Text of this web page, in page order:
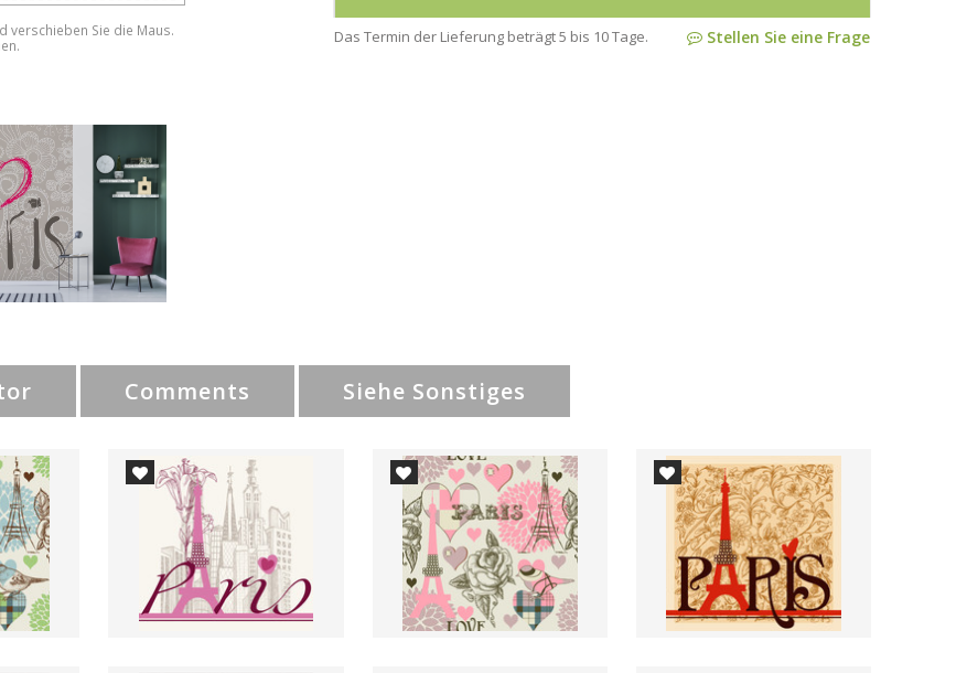
verschieben Sie die Maus.
Das Termin der Lieferung beträgt 5 bis 10 Tage. Stellen Sie eine Frage
Comments Siehe Sonstiges